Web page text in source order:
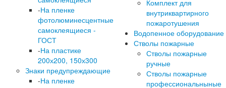
-На пленке
фотолюминесцентные
самоклеящиеся -
ГОСТ
-На пластике
200х200, 150х300
Знаки предупреждающие
-На пленке
Комплект для
внутриквартирного
пожаротушения
Водопенное оборудование
Стволы пожарные
Стволы пожарные
ручные
Стволы пожарные
профессиональныные